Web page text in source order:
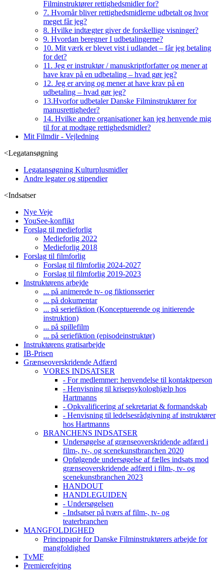
Filminstruktører rettighedsmidler for?
7. Hvornår bliver rettighedsmidlerne udbetalt og hvor
meget får jeg?
8. Hvilke indtægter giver de forskellige visninger?
9. Hvordan beregner I udbetalingerne?
10. Mit værk er blevet vist i udlandet – får jeg betaling
for det?
11. Jeg er instruktør / manuskriptforfatter og mener at
have krav på en udbetaling – hvad gør jeg?
12. Jeg er arving og mener at have krav på en
udbetaling – hvad gør jeg?
13.Hvorfor udbetaler Danske Filminstruktører for
manusrettigheder?
14. Hvilke andre organisationer kan jeg henvende mig
til for at modtage rettighedsmidler?
Mit Filmdir - Vejledning
<Legatansøgning
Legatansøgning Kulturplusmidler
Andre legater og stipendier
<Indsatser
Nye Veje
YouSee-konflikt
Forslag til medieforlig
Medieforlig 2022
Medieforlig 2018
Forslag til filmforlig
Forslag til filmforlig 2024-2027
Forslag til filmforlig 2019-2023
Instruktørens arbejde
... på animerede tv- og fiktionsserier
... på dokumentar
... på seriefiktion (Konceptuerende og initierende
instruktion)
... på spillefilm
... på seriefiktion (episodeinstruktør)
Instruktørens gratisarbejde
IB-Prisen
Grænseoverskridende Adfærd
VORES INDSATSER
- For medlemmer: henvendelse til kontaktperson
- Henvisning til krisepsykologhjælp hos
Hartmanns
- Opkvalificering af sekretariat & formandskab
- Henvisning til ledelsesrådgivning af instruktører
hos Hartmanns
BRANCHENS INDSATSER
Undersøgelse af grænseoverskridende adfærd i
film-, tv-, og scenekunstbranchen 2020
Opfølgende undersøgelse af fælles indsats mod
grænseoverskridende adfærd i film-, tv- og
scenekunstbranchen 2023
HANDOUT
HANDLEGUIDEN
- Undersøgelsen
- Indsatser på tværs af film-, tv- og
teaterbranchen
MANGFOLDIGHED
Princippapir for Danske Filminstruktørers arbejde for
mangfoldighed
TvMF
Premierefejring